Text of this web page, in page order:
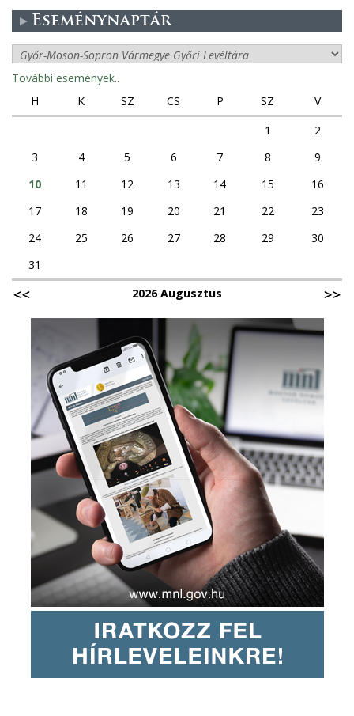
Eseménynaptár
További események..
H
K SZ CS P SZ
V
1
2
3
4 5 6 7 8
9
10
11 12 13 14 15
16
17
18 19 20 21 22
23
24
25 26 27 28 29
30
31
2026 Augusztus